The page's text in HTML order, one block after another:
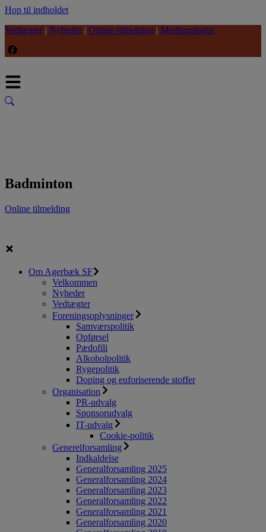
Hop til indholdet
Vedtægter | Nyheder | Online tilmelding | Medlemslogin
Badminton
Online tilmelding
Om Agerbæk SF
Velkommen
Nyheder
Vedtægter
Foreningsoplysninger
Samværspolitik
Opførsel
Pædofili
Alkoholpolitik
Rygepolitik
Doping og euforiserende stoffer
Organisation
PR-udvalg
Sponsorudvalg
IT-udvalg
Cookie-politik
Generelforsamling
Indkaldelse
Generalforsamling 2025
Generalforsamling 2024
Generalforsamling 2023
Generalforsamling 2022
Generalforsamling 2021
Generalforsamling 2020